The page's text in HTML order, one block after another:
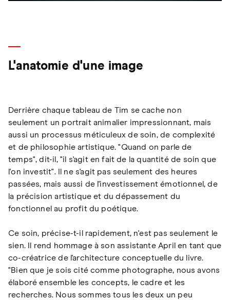
L'anatomie d'une image
Derrière chaque tableau de Tim se cache non
seulement un portrait animalier impressionnant, mais
aussi un processus méticuleux de soin, de complexité
et de philosophie artistique. "Quand on parle de
temps", dit-il, "il s'agit en fait de la quantité de soin que
l'on investit". Il ne s'agit pas seulement des heures
passées, mais aussi de l'investissement émotionnel, de
la précision artistique et du dépassement du
fonctionnel au profit du poétique.
Ce soin, précise-t-il rapidement, n'est pas seulement le
sien. Il rend hommage à son assistante April en tant que
co-créatrice de l'architecture conceptuelle du livre.
"Bien que je sois cité comme photographe, nous avons
élaboré ensemble les concepts, le cadre et les
recherches. Nous sommes tous les deux un peu